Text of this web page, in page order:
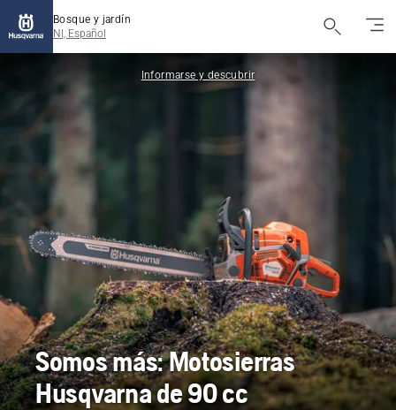
Bosque y jardín
NI, Español
Informarse y descubrir
Somos más: Motosierras
Husqvarna de 90 cc